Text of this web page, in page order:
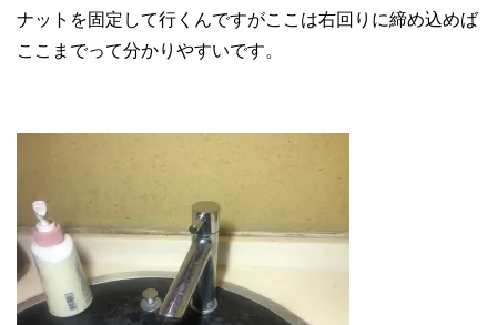
ナットを固定して行くんですがここは右回りに締め込めば
ここまでって分かりやすいです。